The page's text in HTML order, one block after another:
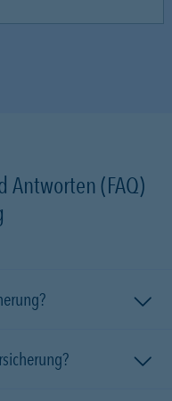
Antworten (FAQ)